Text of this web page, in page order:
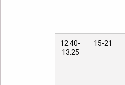
12.40-
13.25
15-21